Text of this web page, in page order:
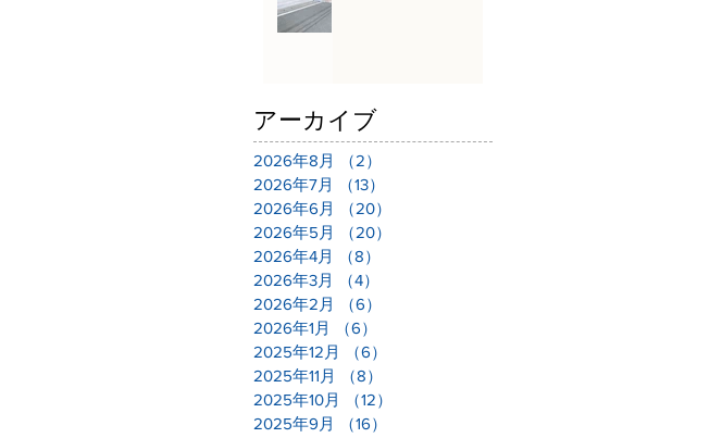
アーカイブ
2026年8月 （2）
2026年7月
（13）
2026年6月
（20）
2026年5月
（20）
2026年4月
（8）
2026年3月
（4）
2026年2月
（6）
2026年1月
（6）
2025年12月
（6）
2025年11月
（8）
2025年10月
（12）
2025年9月
（16）